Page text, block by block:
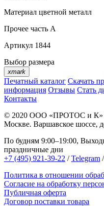
Материал цветной металл
Прочее часть A
Артикул 1844
Выбор размера
xmark
Печатный каталог Скачать
информация Отзывы Стать
Контакты
© 2020 ООО «ПРОТОС и К»
Москве. Варшавское шоссе,
По будням 9:00–19:00,
праздничные дни
+7 (495) 921-39-22 /Telegram /
Политика в отношении
Согласие на обработку
Публичная оферта
Договор поставки товара